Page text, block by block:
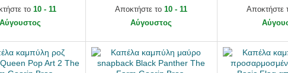
το10 - 11
Αύγουστος
Goorin Bros.
Αποκτήστε το10 - 11
Αύγουστος
Αποκτήστε